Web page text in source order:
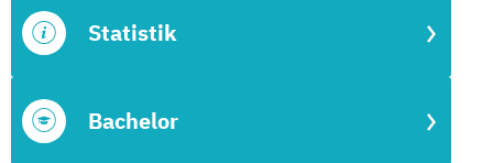
Bachelor
Statistik